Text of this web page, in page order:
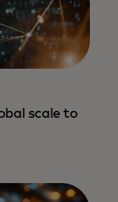
scale to